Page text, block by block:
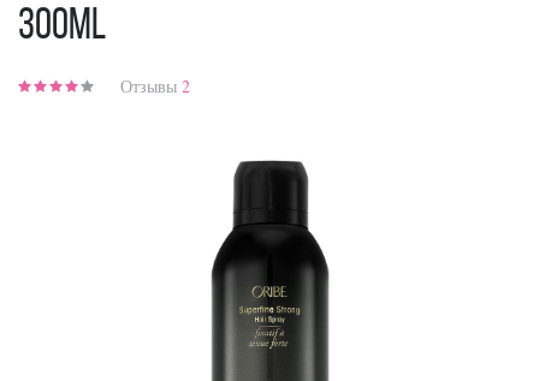
300ml
Отзывы 2